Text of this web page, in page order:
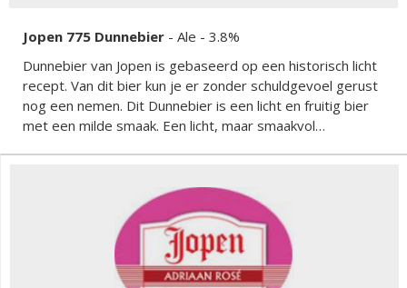
Jopen 775 Dunnebier - Ale - 3.8%
Dunnebier van Jopen is gebaseerd op een historisch licht
recept. Van dit bier kun je er zonder schuldgevoel gerust
nog een nemen. Dit Dunnebier is een licht en fruitig bier
met een milde smaak. Een licht, maar smaakvol